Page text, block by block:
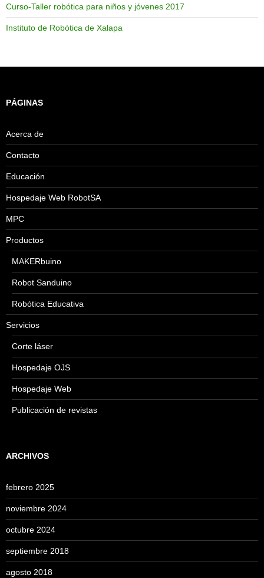
Curso-Taller robótica para niños y jóvenes 2017
Instituto de Robótica de Xalapa
PÁGINAS
Acerca de
Contacto
Educación
Hospedaje Web RobotSA
MPC
Productos
MAKERbuino
Robot Sanduino
Robótica Educativa
Servicios
Corte láser
Hospedaje OJS
Hospedaje Web
Publicación de revistas
ARCHIVOS
febrero 2025
noviembre 2024
octubre 2024
septiembre 2018
agosto 2018